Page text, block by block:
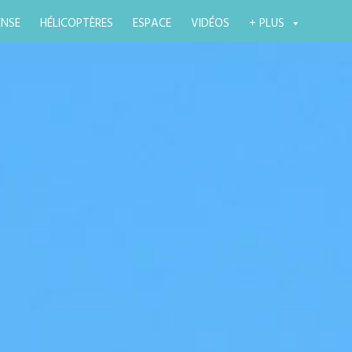
HÉLICOPTÈRES ESPACE VIDÉOS + PLUS